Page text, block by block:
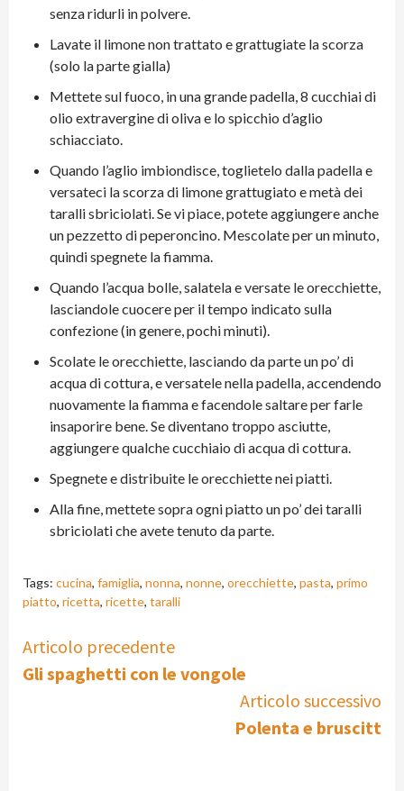
senza ridurli in polvere.
Lavate il limone non trattato e grattugiate la scorza
(solo la parte gialla)
Mettete sul fuoco, in una grande padella, 8 cucchiai di
olio extravergine di oliva e lo spicchio d’aglio
schiacciato.
Quando l’aglio imbiondisce, toglietelo dalla padella e
versateci la scorza di limone grattugiato e metà dei
taralli sbriciolati. Se vi piace, potete aggiungere anche
un pezzetto di peperoncino. Mescolate per un minuto,
quindi spegnete la fiamma.
Quando l’acqua bolle, salatela e versate le orecchiette,
lasciandole cuocere per il tempo indicato sulla
confezione (in genere, pochi minuti).
Scolate le orecchiette, lasciando da parte un po’ di
acqua di cottura, e versatele nella padella, accendendo
nuovamente la fiamma e facendole saltare per farle
insaporire bene. Se diventano troppo asciutte,
aggiungere qualche cucchiaio di acqua di cottura.
Spegnete e distribuite le orecchiette nei piatti.
Alla fine, mettete sopra ogni piatto un po’ dei taralli
sbriciolati che avete tenuto da parte.
Tags: cucina, famiglia, nonna, nonne, orecchiette, pasta, primo
piatto, ricetta, ricette, taralli
Continue
Reading
Articolo precedente
Gli spaghetti con le vongole
Articolo successivo
Polenta e bruscitt